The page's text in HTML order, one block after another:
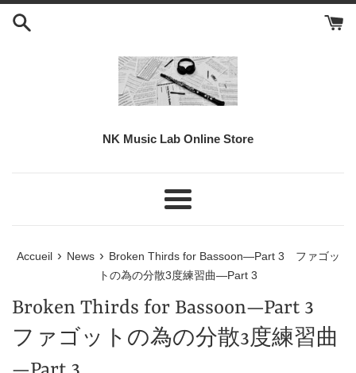
Passer
NK Music Lab Online Store
Menu
Accueil › News › Broken Thirds for Bassoon—Part 3 ファゴッ
トの為の分散3度練習曲—Part 3
Broken Thirds for Bassoon—Part 3
ファゴットの為の分散3度練習曲